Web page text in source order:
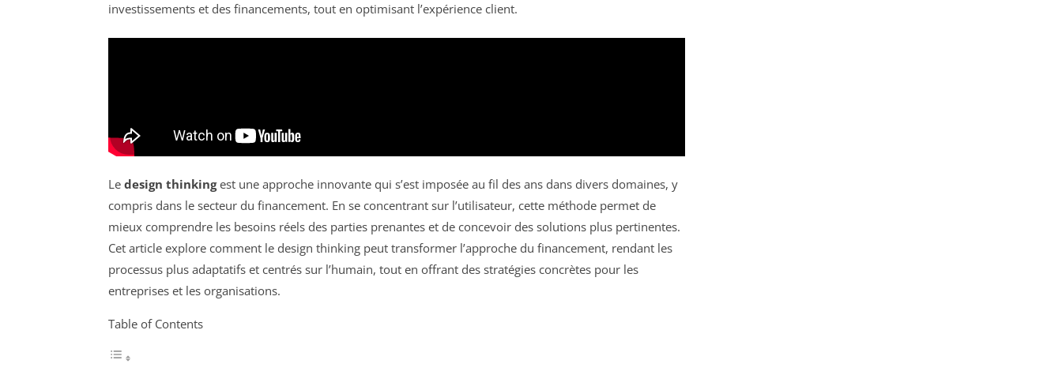
investissements et des financements, tout en optimisant l’expérience client.
Le design thinkingest une approche innovante qui s’est imposée au fil des ans dans divers domaines, y
compris dans le secteur du financement. En se concentrant sur l’utilisateur, cette méthode permet de
mieux comprendre les besoins réels des parties prenantes et de concevoir des solutions plus pertinentes.
Cet article explore comment le design thinking peut transformer l’approche du financement, rendant les
processus plus adaptatifs et centrés sur l’humain, tout en offrant des stratégies concrètes pour les
entreprises et les organisations.
Table of Contents